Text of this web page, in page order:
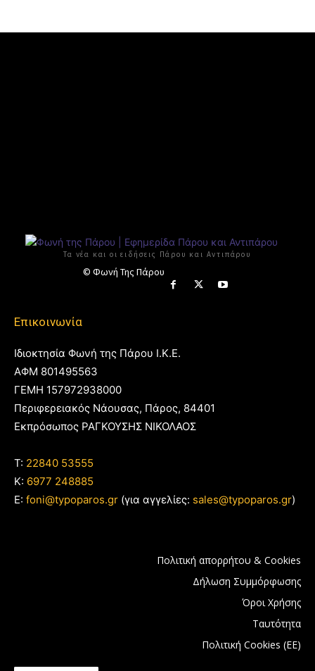
Τα νέα και οι ειδήσεις Πάρου και Αντιπάρου
© Φωνή Της Πάρου
Επικοινωνία
Ιδιοκτησία Φωνή της Πάρου Ι.Κ.Ε.
ΑΦΜ 801495563
ΓΕΜΗ 157972938000
Περιφερειακός Νάουσας, Πάρος, 84401
Εκπρόσωπος ΡΑΓΚΟΥΣΗΣ ΝΙΚΟΛΑΟΣ
T: 22840 53555
Κ: 6977 248885
E: foni@typoparos.gr (για αγγελίες: sales@typoparos.gr)
Πολιτική απορρήτου & Cookies
Δήλωση Συμμόρφωσης
Όροι Χρήσης
Ταυτότητα
Πολιτική Cookies (ΕΕ)